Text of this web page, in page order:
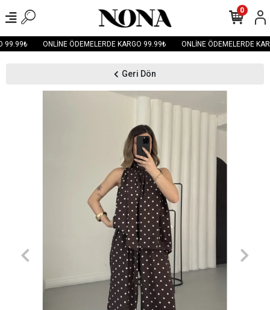
99.99₺ ONLİNE ÖDEMELERDE KARGO 99.99₺ ONLİNE ÖDEMELERDE
0
Geri Dön